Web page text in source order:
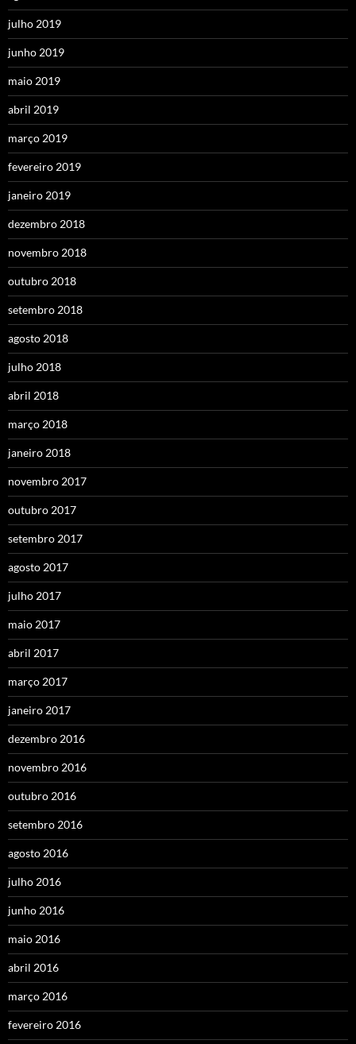
julho 2019
junho 2019
maio 2019
abril 2019
março 2019
fevereiro 2019
janeiro 2019
dezembro 2018
novembro 2018
outubro 2018
setembro 2018
agosto 2018
julho 2018
abril 2018
março 2018
janeiro 2018
novembro 2017
outubro 2017
setembro 2017
agosto 2017
julho 2017
maio 2017
abril 2017
março 2017
janeiro 2017
dezembro 2016
novembro 2016
outubro 2016
setembro 2016
agosto 2016
julho 2016
junho 2016
maio 2016
abril 2016
março 2016
fevereiro 2016